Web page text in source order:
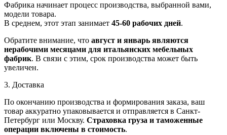
Фабрика начинает процесс производства, выбранной вами,
модели товара.
В среднем, этот этап занимает 45-60 рабочих дней.
Обратите внимание, что август и январь являются
нерабочими месяцами для итальянских мебельных
фабрик. В связи с этим, срок производства может быть
увеличен.
3. Доставка
По окончанию производства и формирования заказа, ваш
товар аккуратно упаковывается и отправляется в Санкт-
Петербург или Москву. Страховка груза и таможенные
операции включены в стоимость.